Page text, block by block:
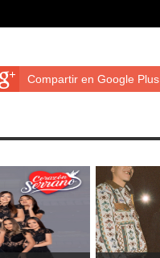
Compartir en Google Plus